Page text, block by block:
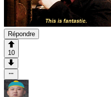
Répondre
10